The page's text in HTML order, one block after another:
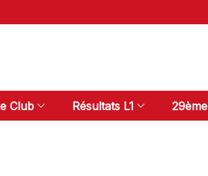
Club Résultats L1